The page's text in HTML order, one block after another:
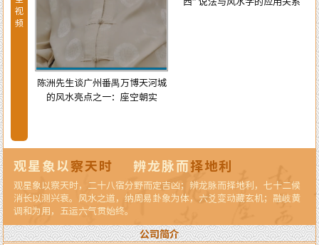
视
频
城
水
陈洲先生谈广州番禺万博天河城
的风水亮点之一：座空朝实
观星象以察天时 辨龙脉而择地利
观星象以察天时，二十八宿分野而定吉凶；辨龙脉而择地利，七十二候
消长以测兴衰。风水之道，纳周易卦象为体，六爻变动藏玄机；融岐黄
调和为用，五运六气贯始终。
公司简介